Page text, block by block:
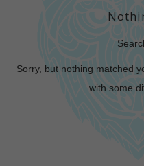
Sorry, but nothing matched
with some